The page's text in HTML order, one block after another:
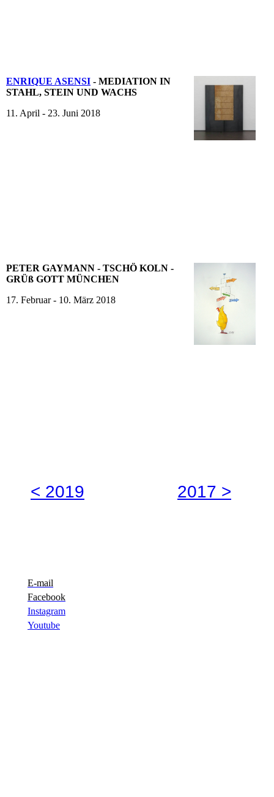
ENRIQUE ASENSI - MEDIATION IN
STAHL, STEIN UND WACHS
11. April - 23. Juni 2018
PETER GAYMANN - TSCHÖ KOLN -
GRÜß GOTT MÜNCHEN
17. Februar - 10. März 2018
< 2019 2017 >
E-mail
Facebook
Instagram
Youtube